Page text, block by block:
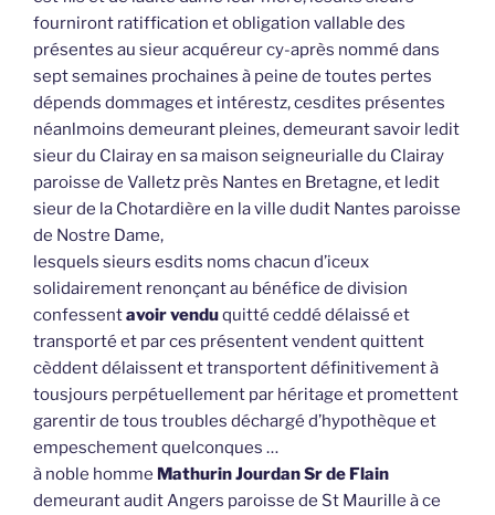
fourniront ratiffication et obligation vallable des
présentes au sieur acquéreur cy-après nommé dans
sept semaines prochaines à peine de toutes pertes
dépends dommages et intérestz, cesdites présentes
néanlmoins demeurant pleines, demeurant savoir ledit
sieur du Clairay en sa maison seigneurialle du Clairay
paroisse de Valletz près Nantes en Bretagne, et ledit
sieur de la Chotardière en la ville dudit Nantes paroisse
de Nostre Dame,
lesquels sieurs esdits noms chacun d’iceux
solidairement renonçant au bénéfice de division
confessentavoir venduquitté ceddé délaissé et
transporté et par ces présentent vendent quittent
cèddent délaissent et transportent définitivement à
tousjours perpétuellement par héritage et promettent
garentir de tous troubles déchargé d’hypothèque et
empeschement quelconques …
à noble homme Mathurin Jourdan Sr de Flain
demeurant audit Angers paroisse de St Maurille à ce